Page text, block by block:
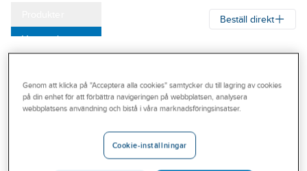
Varumärken
Outlet
Branscher
Beställ direkt
SCHOELLER ALLIBERT
LOCK ARCA
Genom att klicka på "Acceptera alla cookies" samtycker du till lagring av cookies
på din enhet för att förbättra navigeringen på webbplatsen, analysera
webbplatsens användning och bistå i våra marknadsföringsinsatser.
Cookie-inställningar